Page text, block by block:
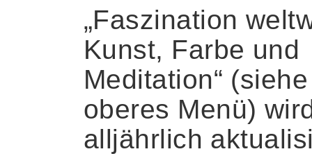
„Faszination
Kunst, Farbe und
Meditation“ (siehe
oberes Menü)
alljährlich